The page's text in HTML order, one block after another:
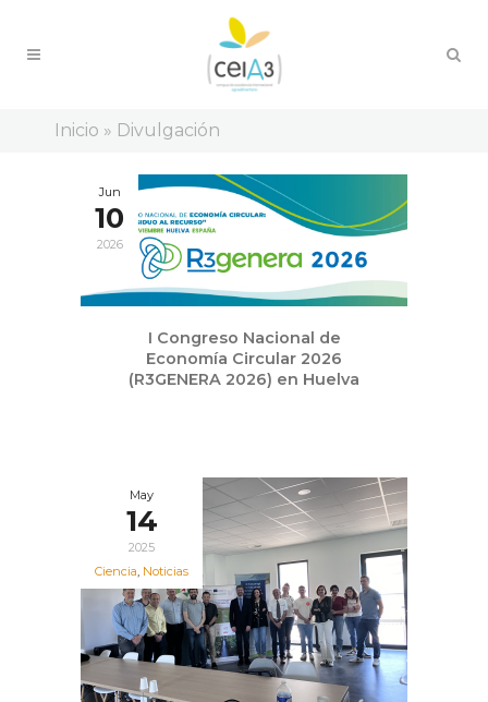
Inicio » Divulgación
Jun
10
2026
I Congreso Nacional de
Economía Circular 2026
(R3GENERA 2026) en Huelva
May
14
2025
Ciencia, Noticias